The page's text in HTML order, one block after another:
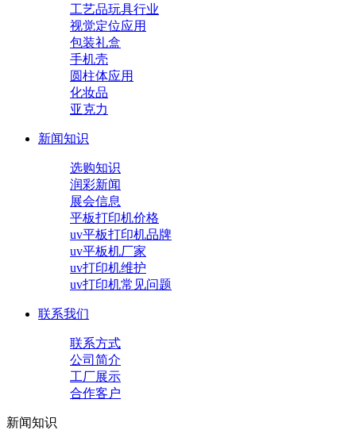
工艺品玩具行业
视觉定位应用
包装礼盒
手机壳
圆柱体应用
化妆品
亚克力
新闻知识
选购知识
润彩新闻
展会信息
平板打印机价格
uv平板打印机品牌
uv平板机厂家
uv打印机维护
uv打印机常见问题
联系我们
联系方式
公司简介
工厂展示
合作客户
新闻知识